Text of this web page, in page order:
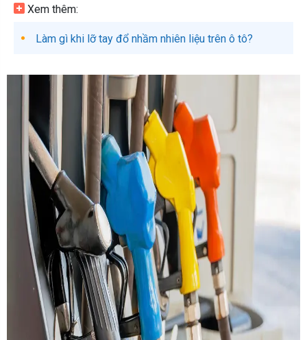
Xem thêm:
Làm gì khi lỡ tay đổ nhầm nhiên liệu trên ô tô?